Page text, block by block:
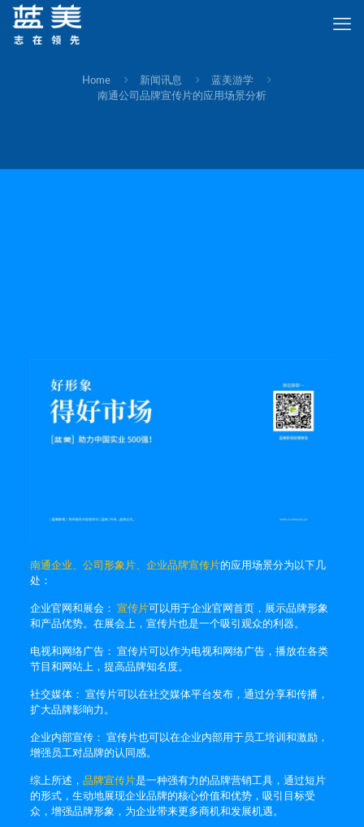
Home 新闻讯息
蓝美游学
南通公司品牌宣传片的应用场景分析
南通企业、公司形象片、企业品牌宣传片的应用场景分为以下几
处：
企业官网和展会： 宣传片可以用于企业官网首页，展示品牌形象
和产品优势。在展会上，宣传片也是一个吸引观众的利器。
电视和网络广告： 宣传片可以作为电视和网络广告，播放在各类
节目和网站上，提高品牌知名度。
社交媒体： 宣传片可以在社交媒体平台发布，通过分享和传播，
扩大品牌影响力。
企业内部宣传： 宣传片也可以在企业内部用于员工培训和激励，
增强员工对品牌的认同感。
综上所述， 品牌宣传片是一种强有力的品牌营销工具，通过短片
的形式，生动地展现企业品牌的核心价值和优势，吸引目标受
众，增强品牌形象，为企业带来更多商机和发展机遇。